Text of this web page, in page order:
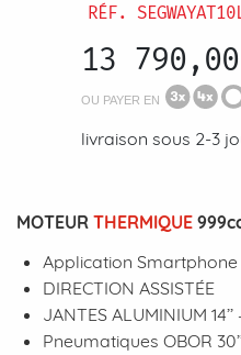
RÉF.
13
OU PAYER EN
livraison sous 2-3
MOTEUR THERMIQUE
Application Smartphone
DIRECTION ASSISTÉE
JANTES ALUMINIUM
Pneumatiques OBOR